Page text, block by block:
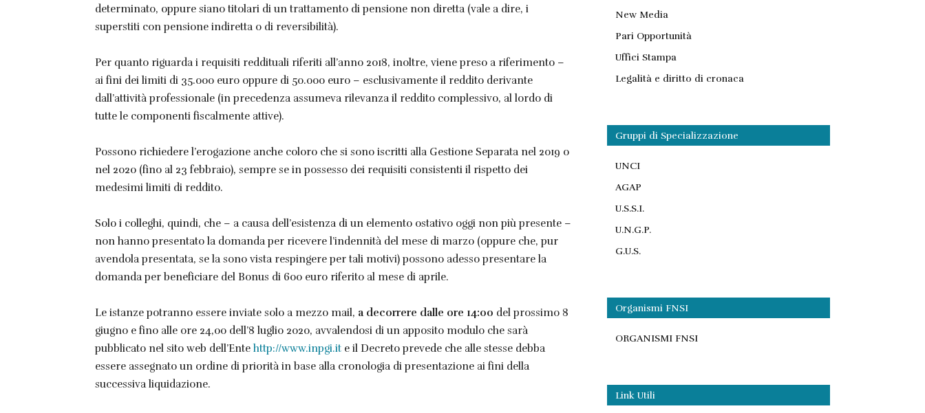
determinato, oppure siano titolari di un trattamento di pensione non diretta (vale a dire, i
superstiti con pensione indiretta o di reversibilità).
Per quanto riguarda i requisiti reddituali riferiti all’anno 2018, inoltre, viene preso a riferimento –
ai fini dei limiti di 35.000 euro oppure di 50.000 euro – esclusivamente il reddito derivante
dall’attività professionale (in precedenza assumeva rilevanza il reddito complessivo, al lordo di
tutte le componenti fiscalmente attive).
Possono richiedere l’erogazione anche coloro che si sono iscritti alla Gestione Separata nel 2019 o
nel 2020 (fino al 23 febbraio), sempre se in possesso dei requisiti consistenti il rispetto dei
medesimi limiti di reddito.
Solo i colleghi, quindi, che – a causa dell’esistenza di un elemento ostativo oggi non più presente –
non hanno presentato la domanda per ricevere l’indennità del mese di marzo (oppure che, pur
avendola presentata, se la sono vista respingere per tali motivi) possono adesso presentare la
domanda per beneficiare del Bonus di 600 euro riferito al mese di aprile.
Le istanze potranno essere inviate solo a mezzo mail, a decorrere dalle ore 14:00 del prossimo 8
giugno e fino alle ore 24,00 dell’8 luglio 2020, avvalendosi di un apposito modulo che sarà
pubblicato nel sito web dell’Entehttp://www.inpgi.it e il Decreto prevede che alle stesse debba
essere assegnato un ordine di priorità in base alla cronologia di presentazione ai fini della
successiva liquidazione.
New Media
Pari Opportunità
Uffici Stampa
Legalità e diritto di cronaca
Gruppi di Specializzazione
UNCI
AGAP
U.S.S.I.
U.N.G.P.
G.U.S.
Organismi FNSI
ORGANISMI FNSI
Link Utili